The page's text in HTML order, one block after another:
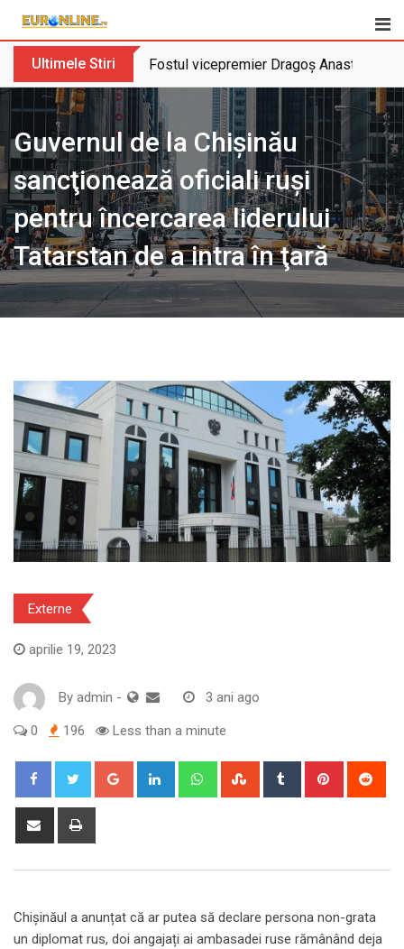
Ultimele Stiri Fostul vicepremier Dragoș Anastasiu
Guvernul de la Chişinău
sancţionează oficiali ruşi
pentru încercarea liderului
Tatarstan de a intra în ţară
Externe
aprilie 19, 2023
By admin - 3 ani ago
0 196 Less than a minute
Google+ LinkedIn WhatsappStumbleUpon
Tumblr Pinterest
Share
Chișinăul a anunțat că ar putea să declare persona non-grata
un diplomat rus, doi angajați ai ambasadei ruse rămânând deja